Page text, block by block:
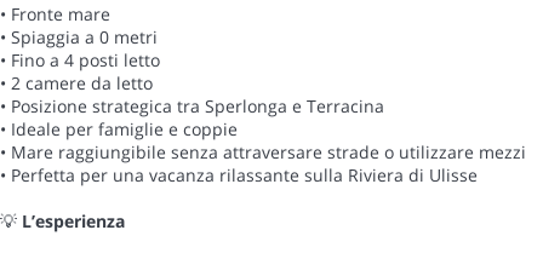
• Fronte mare
• Spiaggia a 0 metri
• Fino a 4 posti letto
• 2 camere da letto
• Posizione strategica tra Sperlonga e Terracina
• Ideale per famiglie e coppie
• Mare raggiungibile senza attraversare strade o utilizzare mezzi
• Perfetta per una vacanza rilassante sulla Riviera di Ulisse
💡 L’esperienza